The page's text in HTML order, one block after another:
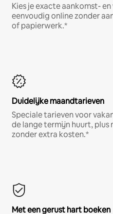
Kies je exacte aankomst-
eenvoudig online zonder
of papierwerk.*
Duidelijke maandtarieven
Speciale tarieven voor
de lange termijn huurt,
zonder extra kosten.*
Met een gerust hart boeken